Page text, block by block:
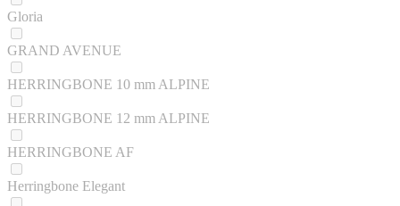
Gloria
GRAND AVENUE
HERRINGBONE 10 mm ALPINE
HERRINGBONE 12 mm ALPINE
HERRINGBONE AF
Herringbone Elegant